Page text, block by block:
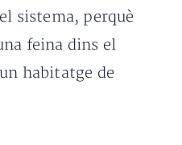
sistema, perquè
feina dins el
habitatge de